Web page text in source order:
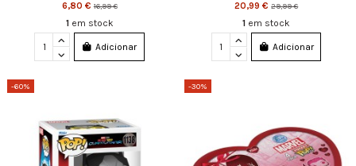
6,80 €16,99 €
1 em stock
Adicionar
20,99 €29,99 €
1 em stock
Adicionar
-60% -30%